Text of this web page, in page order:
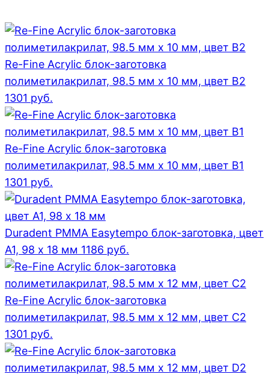
Re-Fine Acrylic блок-заготовка
полиметилакрилат, 98.5 мм x 10 мм, цвет B2
1301 руб.
Re-Fine Acrylic блок-заготовка
полиметилакрилат, 98.5 мм x 10 мм, цвет B1
1301 руб.
Duradent PMMA Easytempo блок-заготовка, цвет
А1, 98 x 18 мм 1186 руб.
Re-Fine Acrylic блок-заготовка
полиметилакрилат, 98.5 мм x 12 мм, цвет C2
1301 руб.